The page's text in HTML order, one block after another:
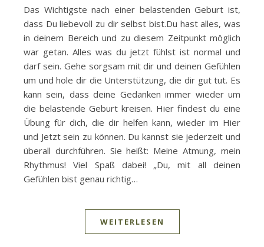
Das Wichtigste nach einer belastenden Geburt ist,
dass Du liebevoll zu dir selbst bist.Du hast alles, was
in deinem Bereich und zu diesem Zeitpunkt möglich
war getan. Alles was du jetzt fühlst ist normal und
darf sein. Gehe sorgsam mit dir und deinen Gefühlen
um und hole dir die Unterstützung, die dir gut tut. Es
kann sein, dass deine Gedanken immer wieder um
die belastende Geburt kreisen. Hier findest du eine
Übung für dich, die dir helfen kann, wieder im Hier
und Jetzt sein zu können. Du kannst sie jederzeit und
überall durchführen. Sie heißt: Meine Atmung, mein
Rhythmus! Viel Spaß dabei! „Du, mit all deinen
Gefühlen bist genau richtig…
WEITERLESEN